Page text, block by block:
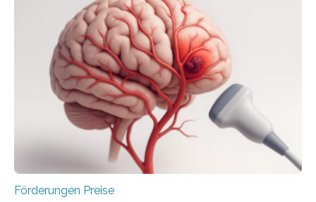
anderem zur Unterstützung der
Industrieforschungsprogramme Industrielle
Gemeinschaftsforschung (IGF), Zentrales
Innovationsprogramm Mittelstand (ZIM) und
Innovationskompetenz INNO-KOM. Auf dem
Innovationstag Mittelstand 2025 am 5. Juni 2025 in
Berlin überbrachte das Bundesministerium für
Wirtschaft und Energie eine gute Nachricht:
Überplanmäßige Verpflichtungsermächtigungen in
Förderungen Preise